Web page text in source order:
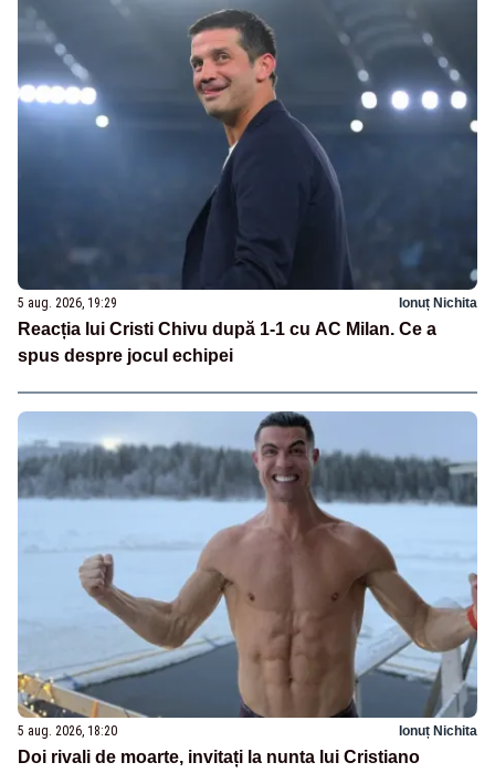
5 aug. 2026, 19:29 Ionuț Nichita
Reacția lui Cristi Chivu după 1-1 cu AC Milan. Ce a
spus despre jocul echipei
5 aug. 2026, 18:20 Ionuț Nichita
Doi rivali de moarte, invitați la nunta lui Cristiano